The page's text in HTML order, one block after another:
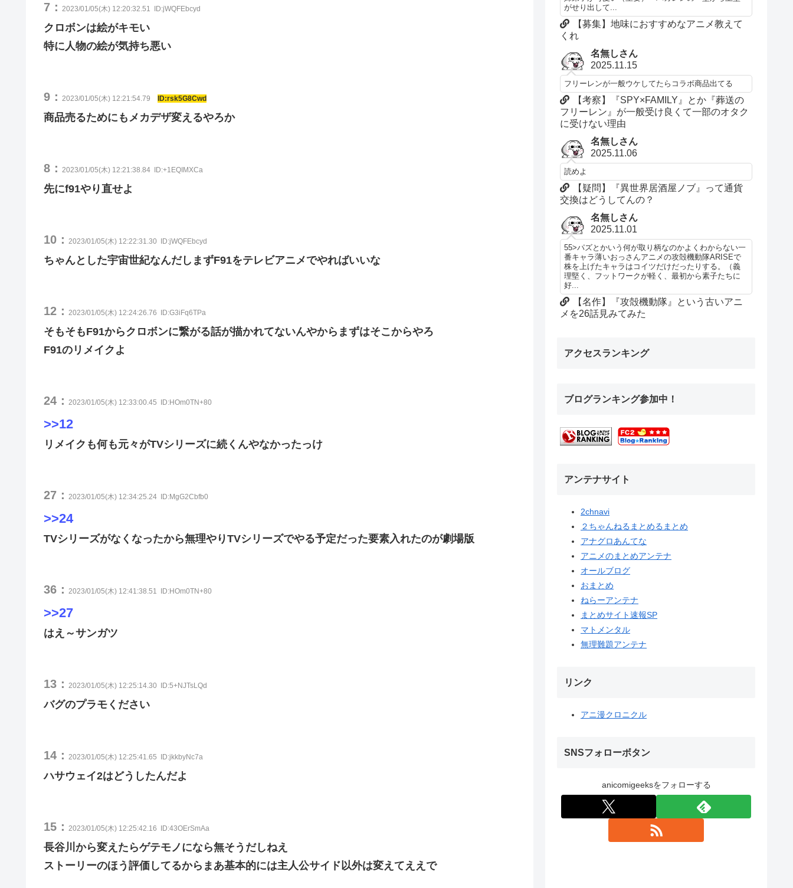
7： 2023/01/05(木) 12:20:32.51 ID:jWQFEbcyd
クロボンは絵がキモい
特に人物の絵が気持ち悪い
9： 2023/01/05(木) 12:21:54.79 ID:rsk5G8Cwd
商品売るためにもメカデザ変えるやろか
8： 2023/01/05(木) 12:21:38.84 ID:+1EQIMXCa
先にf91やり直せよ
10： 2023/01/05(木) 12:22:31.30 ID:jWQFEbcyd
ちゃんとした宇宙世紀なんだしまずF91をテレビアニメでやればいいな
12： 2023/01/05(木) 12:24:26.76 ID:G3iFq6TPa
そもそもF91からクロボンに繋がる話が描かれてないんやからまずはそこからやろ
F91のリメイクよ
24： 2023/01/05(木) 12:33:00.45 ID:HOm0TN+80
>>12
リメイクも何も元々がTVシリーズに続くんやなかったっけ
27： 2023/01/05(木) 12:34:25.24 ID:MgG2Cbfb0
>>24
TVシリーズがなくなったから無理やりTVシリーズでやる予定だった要素入れたのが劇場版
36： 2023/01/05(木) 12:41:38.51 ID:HOm0TN+80
>>27
はえ～サンガツ
13： 2023/01/05(木) 12:25:14.30 ID:5+NJTsLQd
バグのプラモください
14： 2023/01/05(木) 12:25:41.65 ID:jkkbyNc7a
ハサウェイ2はどうしたんだよ
15： 2023/01/05(木) 12:25:42.16 ID:43OErSmAa
長谷川から変えたらゲテモノになら無そうだしねえ
ストーリーのほう評価してるからまあ基本的には主人公サイド以外は変えてええで
がせり出して...
【募集】地味におすすめなアニメ教えて
くれ
名無しさん
2025.11.15
フリーレンが一般ウケしてたらコラボ商品出てる
【考察】『SPY×FAMILY』とか『葬送の
フリーレン』が一般受け良くて一部のオタク
に受けない理由
名無しさん
2025.11.06
読めよ
【疑問】『異世界居酒屋ノブ』って通貨
交換はどうしてんの？
名無しさん
2025.11.01
55>パズとかいう何が取り柄なのかよくわからない一
番キャラ薄いおっさんアニメの攻殻機動隊ARISEで
株を上げたキャラはコイツだけだったりする。（義
理堅く、フットワークが軽く、最初から素子たちに
好...
【名作】『攻殻機動隊』という古いアニ
メを26話見みてみた
アクセスランキング
ブログランキング参加中！
アンテナサイト
2chnavi
２ちゃんねるまとめるまとめ
アナグロあんてな
アニメのまとめアンテナ
オールブログ
おまとめ
ねらーアンテナ
まとめサイト速報SP
マトメンタル
無理難題アンテナ
リンク
アニ漫クロニクル
SNSフォローボタン
anicomigeeksをフォローする